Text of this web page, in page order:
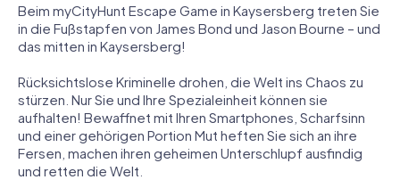
Beim myCityHunt Escape Game in Kaysersberg treten Sie
in die Fußstapfen von James Bond und Jason Bourne – und
das mitten in Kaysersberg!
Rücksichtslose Kriminelle drohen, die Welt ins Chaos zu
stürzen. Nur Sie und Ihre Spezialeinheit können sie
aufhalten! Bewaffnet mit Ihren Smartphones, Scharfsinn
und einer gehörigen Portion Mut heften Sie sich an ihre
Fersen, machen ihren geheimen Unterschlupf ausfindig
und retten die Welt.